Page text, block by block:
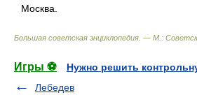
Москва.
Большая советская энциклопедия. — М.:
Игры ⚽
Нужно решить
Лебедев